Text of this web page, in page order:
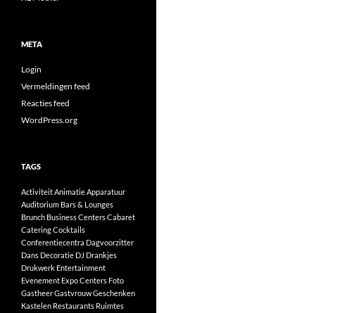
META
Login
Vermeldingen feed
Reacties feed
WordPress.org
TAGS
ActiviteitAnimatieApparatuur
Auditorium Bars & Lounges
Brunch Business CentersCabaret
CateringCocktails
Conferentiecentra Dagvoorzitter
Dans Decoratie DJ Drankjes
Drukwerk Entertainment
Evenement Expo Centers Foto
GastheerGastvrouwGeschenken
Kastelen Restaurants Ruimtes